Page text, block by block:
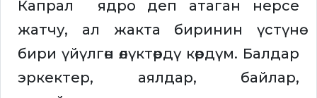
Капрал ядро деп атаган нерсе
жатчу, ал жакта биринин үстүнө
бири үйүлгөн өлүктөрдү көрдүм. Балдар
эркектер, аялдар, байлар,